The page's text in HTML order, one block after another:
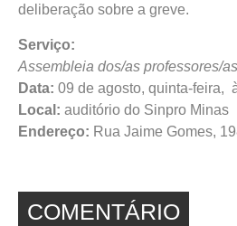
deliberação sobre a greve.
Serviço:
Assembleia dos/as professores/
Data: 09 de agosto, quinta-feira,
Local: auditório do Sinpro Minas
Endereço: Rua Jaime Gomes,
COMENTÁRIO